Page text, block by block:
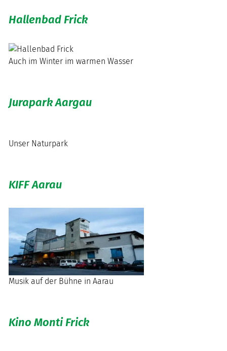
Hallenbad Frick
Auch im Winter im warmen Wasser
Jurapark Aargau
Unser Naturpark
KIFF Aarau
Musik auf der Bühne in Aarau
Kino Monti Frick